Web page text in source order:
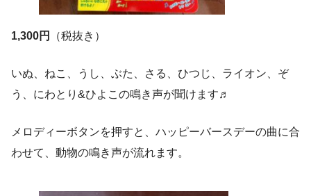
1,300円 （税抜き）
いぬ、ねこ、うし、ぶた、さる、ひつじ、ライオン、ぞ
う、にわとり&ひよこの鳴き声が聞けます♬
メロディーボタンを押すと、ハッピーバースデーの曲に合
わせて、動物の鳴き声が流れます。